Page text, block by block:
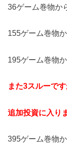
36ゲーム巻物か
155ゲーム巻物
195ゲーム巻物
また3スルーです
追加投資に入り
395ゲーム巻物